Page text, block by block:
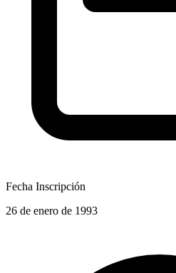
Fecha Inscripción
26 de enero de 1993